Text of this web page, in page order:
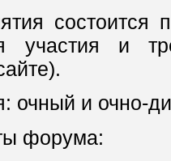
состоится
участия и
очный и очно-
форума: